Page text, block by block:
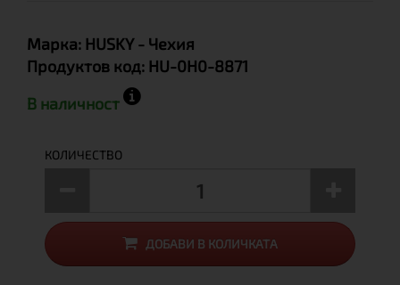
Марка: HUSKY - Чехия
Продуктов код: HU-0H0-8871
В наличност
КОЛИЧЕСТВО
ДОБАВИ В КОЛИЧКАТА